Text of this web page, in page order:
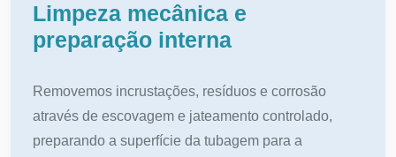
Limpeza mecânica e
preparação interna
Removemos incrustações, resíduos e corrosão
através de escovagem e jateamento controlado,
preparando a superfície da tubagem para a